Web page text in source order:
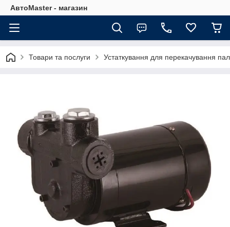
АвтоMaster - магазин
Товари та послуги Устаткування для перекачування